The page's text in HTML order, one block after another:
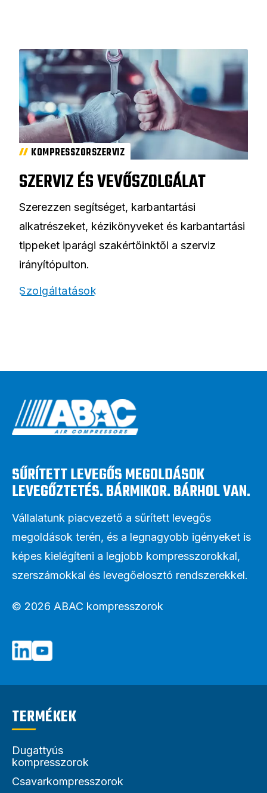
KOMPRESSZORSZERVIZ
SZERVIZ ÉS VEVŐSZOLGÁLAT
Szerezzen segítséget, karbantartási
alkatrészeket, kézikönyveket és karbantartási
tippeket iparági szakértőinktől a szerviz
irányítópulton.
Szolgáltatások
SŰRÍTETT LEVEGŐS MEGOLDÁSOK
LEVEGŐZTETÉS. BÁRMIKOR. BÁRHOL VAN.
Vállalatunk piacvezető a sűrített levegős
megoldások terén, és a legnagyobb igényeket is
képes kielégíteni a legjobb kompresszorokkal,
szerszámokkal és levegőelosztó rendszerekkel.
© 2026 ABAC kompresszorok
TERMÉKEK
Dugattyús
kompresszorok
Csavarkompresszorok